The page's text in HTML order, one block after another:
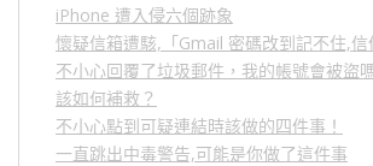
iPhone 遭入侵六個跡象
懷疑信箱遭駭,「Gmail 密碼改到記不住,
不小心回覆了垃圾郵件，我的帳號會被盜
該如何補救？
不小心點到可疑連結時該做的四件事！
一直跳出中毒警告,可能是你做了這件事